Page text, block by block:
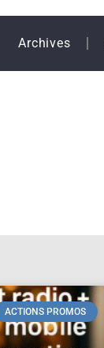
Archives
ACTIONS PROMOS